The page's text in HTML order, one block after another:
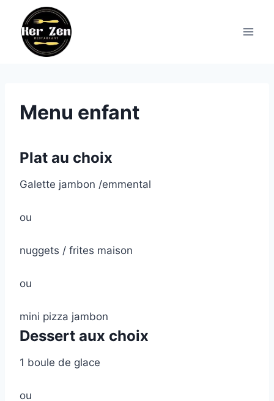
contenu
Menu enfant
Plat au choix
Galette jambon /emmental
ou
nuggets / frites maison
ou
mini pizza jambon
Dessert aux choix
1 boule de glace
ou